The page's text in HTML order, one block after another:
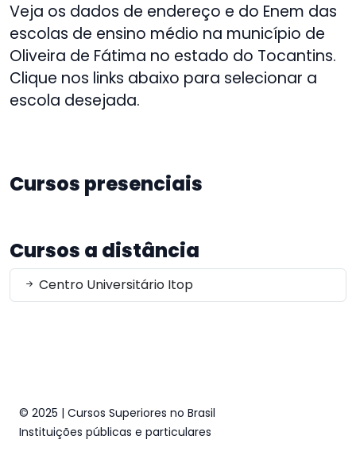
Veja os dados de endereço e do Enem das
escolas de ensino médio na município de
Oliveira de Fátima no estado do Tocantins.
Clique nos links abaixo para selecionar a
escola desejada.
Cursos presenciais
Cursos a distância
Centro Universitário Itop
© 2025 | Cursos Superiores no Brasil
Instituições públicas e particulares